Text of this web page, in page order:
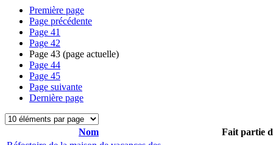
Première page
Page précédente
Page 41
Page 42
Page 43 (page actuelle)
Page 44
Page 45
Page suivante
Dernière page
Nom
Fait partie